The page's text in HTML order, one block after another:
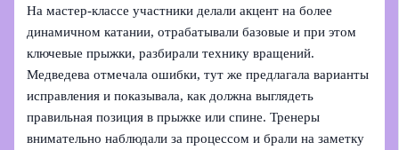
На мастер-классе участники делали акцент на более
динамичном катании, отрабатывали базовые и при этом
ключевые прыжки, разбирали технику вращений.
Медведева отмечала ошибки, тут же предлагала варианты
исправления и показывала, как должна выглядеть
правильная позиция в прыжке или спине. Тренеры
внимательно наблюдали за процессом и брали на заметку